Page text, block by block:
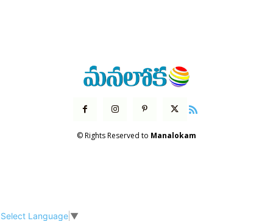
© Rights Reserved to Manalokam
Select Language ▼